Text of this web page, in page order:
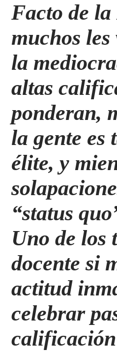
Facto de la
muchos
la
altas
ponderan,
la gente es
élite, y
“status
Uno de los
docente si
actitud
celebrar